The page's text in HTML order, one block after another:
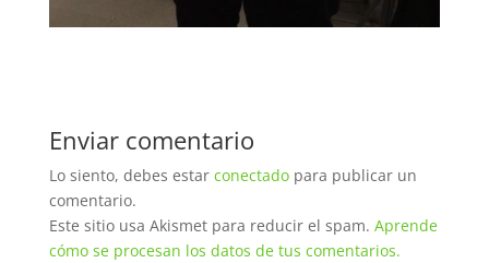
Enviar comentario
Lo siento, debes estar conectadopara publicar un
comentario.
Este sitio usa Akismet para reducir el spam. Aprende
cómo se procesan los datos de tus comentarios.